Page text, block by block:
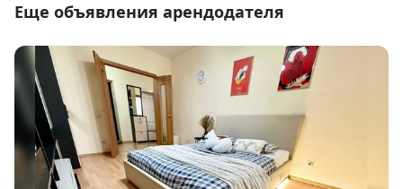
Еще объявления арендодателя